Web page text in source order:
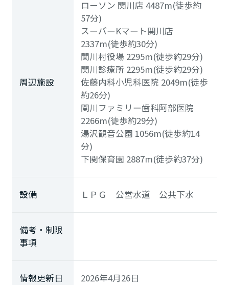
周辺施設
ローソン 関川店4487m(徒歩約
57分)
スーパーKマート関川店
2337m(徒歩約30分)
関川村役場 2295m(徒歩約29分)
関川診療所 2295m(徒歩約29分)
佐藤内科小児科医院 2049m(徒歩
約26分)
関川ファミリー歯科阿部医院
2266m(徒歩約29分)
湯沢観音公園 1056m(徒歩約14
分)
下関保育園 2887m(徒歩約37分)
設備 ＬＰＧ 公営水道 公共下水
備考・制限
事項
情報更新日 2026年4月26日